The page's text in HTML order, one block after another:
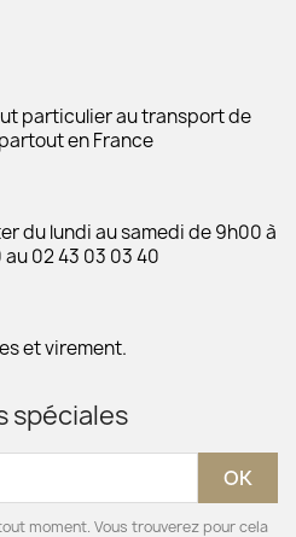
particulier au transport de
en France
du lundi au samedi de 9h00 à
au 02 43 03 03 40
et virement.
spéciales
moment. Vous trouverez pour cela